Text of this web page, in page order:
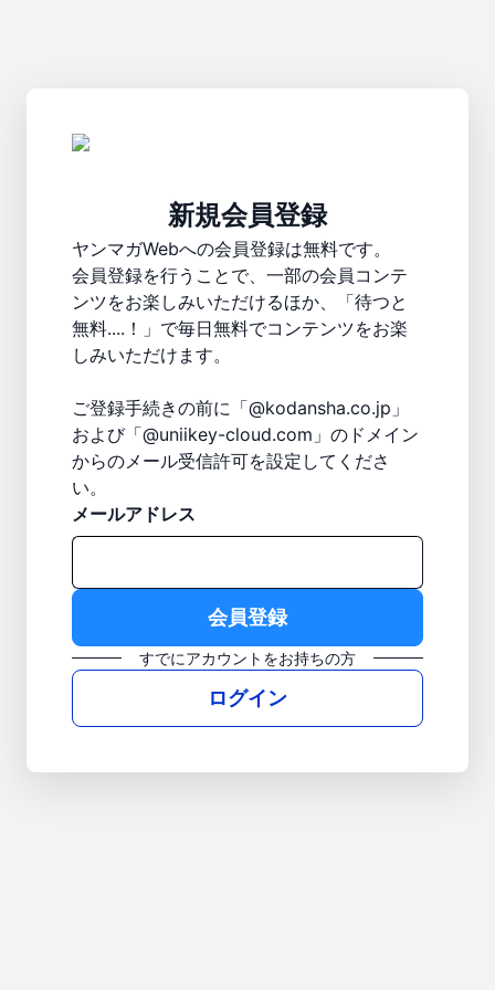
新規会員登録
ヤンマガWebへの会員登録は無料です。
会員登録を行うことで、一部の会員コンテ
ンツをお楽しみいただけるほか、「待つと
無料....！」で毎日無料でコンテンツをお楽
しみいただけます。
ご登録手続きの前に「@kodansha.co.jp」
および「@uniikey-cloud.com」のドメイン
からのメール受信許可を設定してくださ
い。
メールアドレス
すでにアカウントをお持ちの方